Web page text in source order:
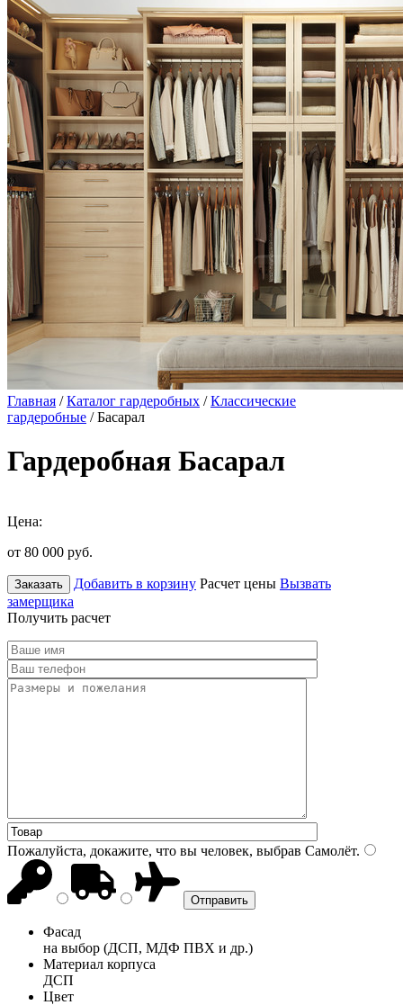
Главная /Каталог гардеробных /Классические
гардеробные / Басарал
Гардеробная Басарал
Цена:
от 80 000 руб.
Заказать Добавить в корзину Расчет цены Вызвать
замерщика
Получить расчет
Пожалуйста, докажите, что вы человек, выбрав Самолёт.
Фасад
на выбор (ДСП, МДФ ПВХ и др.)
Материал корпуса
ДСП
Цвет